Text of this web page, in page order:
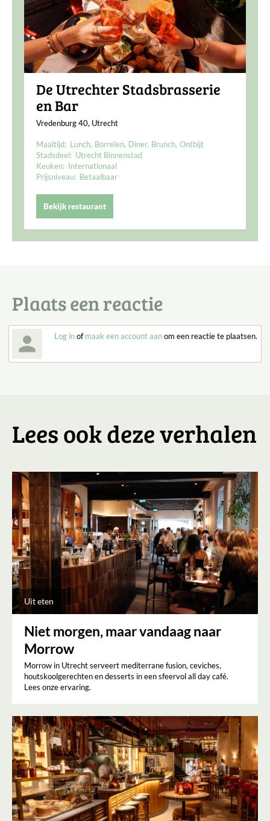
De Utrechter Stadsbrasserie
en Bar
Vredenburg 40, Utrecht
Maaltijd: Lunch Borrelen Diner Brunch Ontbijt
Stadsdeel: Utrecht Binnenstad
Keuken: Internationaal
Prijsniveau: Betaalbaar
Bekijk restaurant
Plaats een reactie
Log inofmaak een account aanom een reactie te plaatsen.
Lees ook deze verhalen
Uit eten
Niet morgen, maar vandaag naar
Morrow
Morrow in Utrecht serveert mediterrane fusion, ceviches,
houtskoolgerechten en desserts in een sfeervol all day café.
Lees onze ervaring.